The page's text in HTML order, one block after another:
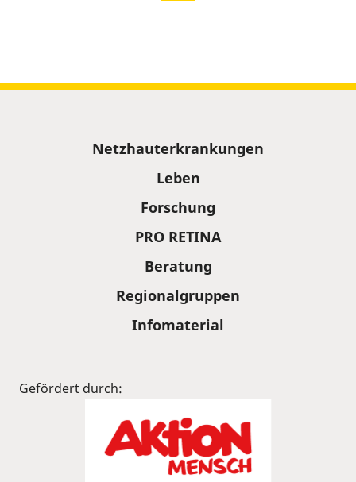
Netzhauterkrankungen
Leben
Forschung
PRO RETINA
Beratung
Regionalgruppen
Infomaterial
Gefördert durch: